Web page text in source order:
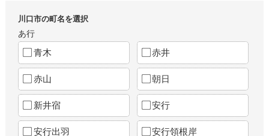
川口市の町名を選択
あ行
青木 赤井
赤山 朝日
新井宿 安行
安行出羽 安行領根岸